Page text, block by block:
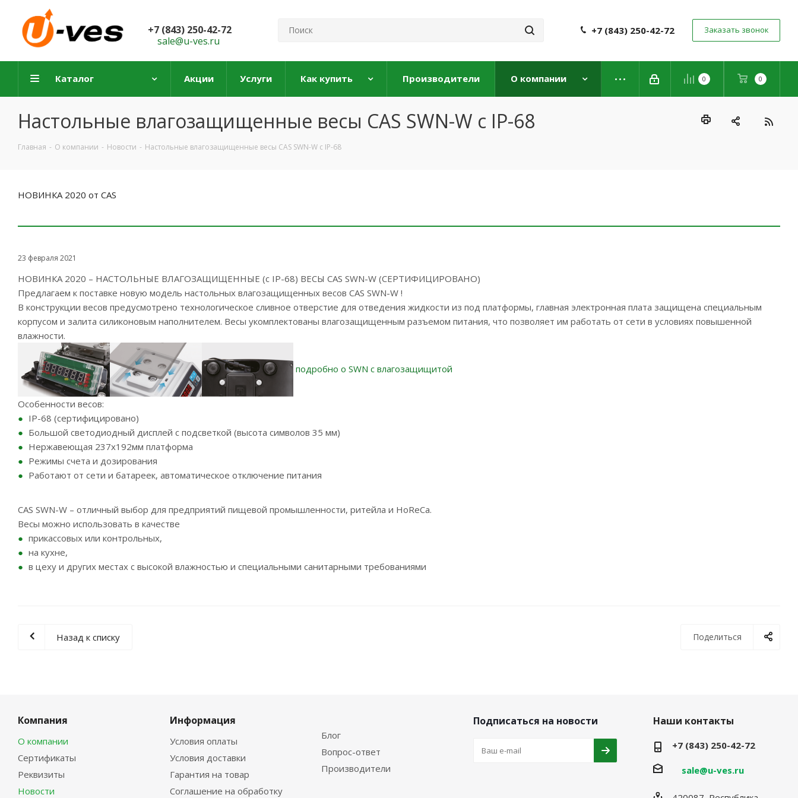
+7 (843) 250-42-72
sale@u-ves.ru
+7 (843) 250-42-72 Заказать звонок
0 0
Каталог Акции Услуги Как купить Производители О компании
Настольные влагозащищенные весы CAS SWN-W с IP-68
Главная - О компании - Новости - Настольные влагозащищенные весы CAS SWN-W с IP-68
НОВИНКА 2020 от CAS
23 февраля 2021
НОВИНКА 2020 – НАСТОЛЬНЫЕ ВЛАГОЗАЩИЩЕННЫЕ (с IP-68) ВЕСЫ CAS SWN-W (СЕРТИФИЦИРОВАНО)
Предлагаем к поставке новую модель настольных влагозащищенных весов CAS SWN-W !
В конструкции весов предусмотрено технологическое сливное отверстие для отведения жидкости из под платформы, главная электронная плата защищена специальным
корпусом и залита силиконовым наполнителем. Весы укомплектованы влагозащищенным разъемом питания, что позволяет им работать от сети в условиях повышенной
влажности.
подробно о SWN с влагозащищитой
Особенности весов:
IP-68 (сертифицировано)
Большой светодиодный дисплей с подсветкой (высота символов 35 мм)
Нержавеющая 237x192мм платформа
Режимы счета и дозирования
Работают от сети и батареек, автоматическое отключение питания
CAS SWN-W – отличный выбор для предприятий пищевой промышленности, ритейла и HoReCа.
Весы можно использовать в качестве
прикассовых или контрольных,
на кухне,
в цеху и других местах с высокой влажностью и специальными санитарными требованиями
Поделиться
Назад к списку
Компания
О компании
Сертификаты
Реквизиты
Новости
Информация
Условия оплаты
Условия доставки
Гарантия на товар
Соглашение на обработку
Блог
Вопрос-ответ
Производители
Подписаться на новости Наши контакты
+7 (843) 250-42-72
sale@u-ves.ru